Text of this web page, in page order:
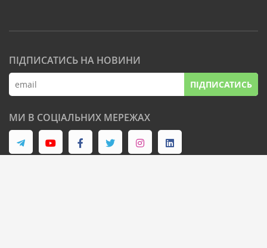
ПІДПИСАТИСЬ НА НОВИНИ
ПІДПИСАТИСЬ
МИ В СОЦІАЛЬНИХ МЕРЕЖАХ